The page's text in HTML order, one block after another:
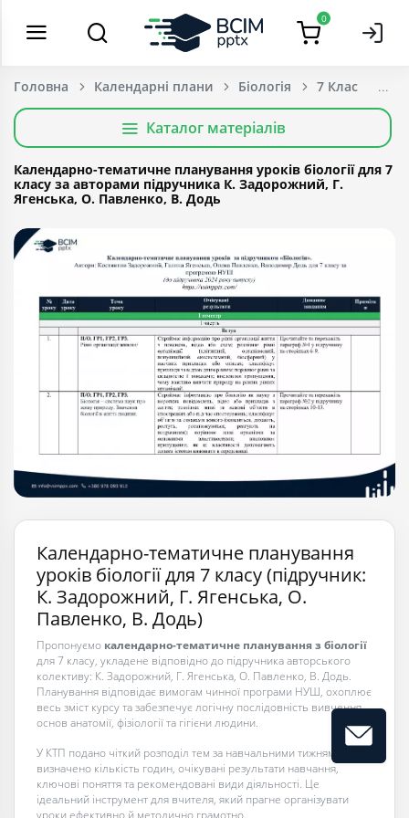
0
Головна Календарні плани Біологія 7 Клас
Каталог матеріалів
Календарно-тематичне планування уроків біології для 7
класу за авторами підручника К. Задорожний, Г.
Ягенська, О. Павленко, В. Додь
Календарно-тематичне планування
уроків біології для 7 класу (підручник:
К. Задорожний, Г. Ягенська, О.
Павленко, В. Додь)
Пропонуємо календарно-тематичне планування з біології
для 7 класу, укладене відповідно до підручника авторського
колективу: К. Задорожний, Г. Ягенська, О. Павленко, В. Додь.
Планування відповідає вимогам чинної програми НУШ, охоплює
весь зміст курсу та забезпечує логічну послідовність вивчення
основ анатомії, фізіології та гігієни людини.
У КТП подано чіткий розподіл тем за навчальними тижнями,
визначено кількість годин, очікувані результати навчання,
ключові поняття та рекомендовані види діяльності. Це
ідеальний інструмент для вчителя, який прагне організувати